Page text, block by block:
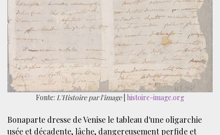
Fonte: L'Histoire par l'image| histoire-image.org
Bonaparte dresse de Venise le tableau d'une oligarchie
usée et décadente, lâche, dangereusement perfide et